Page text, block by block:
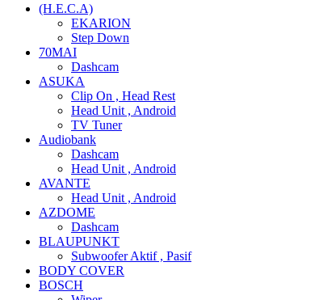
(H.E.C.A)
EKARION
Step Down
70MAI
Dashcam
ASUKA
Clip On , Head Rest
Head Unit , Android
TV Tuner
Audiobank
Dashcam
Head Unit , Android
AVANTE
Head Unit , Android
AZDOME
Dashcam
BLAUPUNKT
Subwoofer Aktif , Pasif
BODY COVER
BOSCH